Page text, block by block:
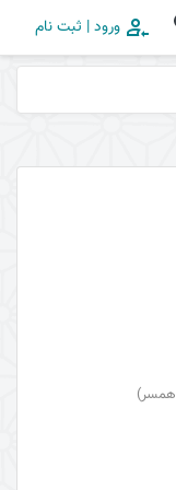
ورود | ثبت نام
همسر)